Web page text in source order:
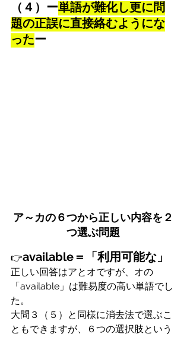
（４）ー単語が難化し更に問
題の正誤に直接絡むようにな
ったー
ア～カの６つから正しい内容を２
つ選ぶ問題
👉available＝「利用可能な」
正しい回答はアとオですが、オの
「available」は難易度の高い単語でし
た。
大問３（５）と同様に消去法で選ぶこ
ともできますが、６つの選択肢という